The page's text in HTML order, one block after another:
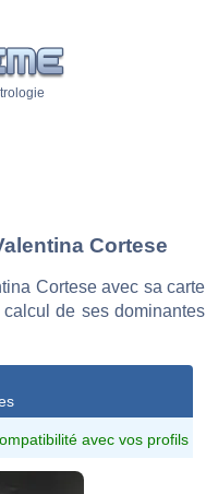
Cortese
Cortese avec sa carte
de ses dominantes
avec vos profils